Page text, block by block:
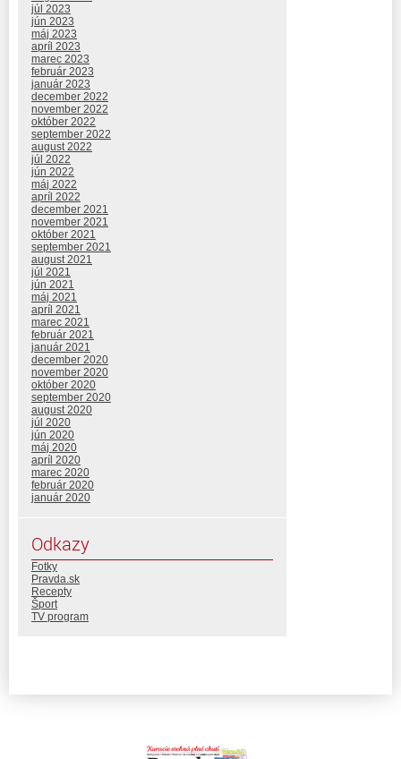
júl 2023
jún 2023
máj 2023
apríl 2023
marec 2023
február 2023
január 2023
december 2022
november 2022
október 2022
september 2022
august 2022
júl 2022
jún 2022
máj 2022
apríl 2022
december 2021
november 2021
október 2021
september 2021
august 2021
júl 2021
jún 2021
máj 2021
apríl 2021
marec 2021
február 2021
január 2021
december 2020
november 2020
október 2020
september 2020
august 2020
júl 2020
jún 2020
máj 2020
apríl 2020
marec 2020
február 2020
január 2020
Odkazy
Fotky
Pravda.sk
Recepty
Šport
TV program